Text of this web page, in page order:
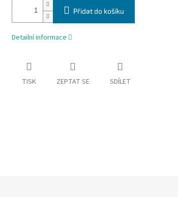
Přidat do košíku
Detailní informace
TISK ZEPTAT SE SDÍLET